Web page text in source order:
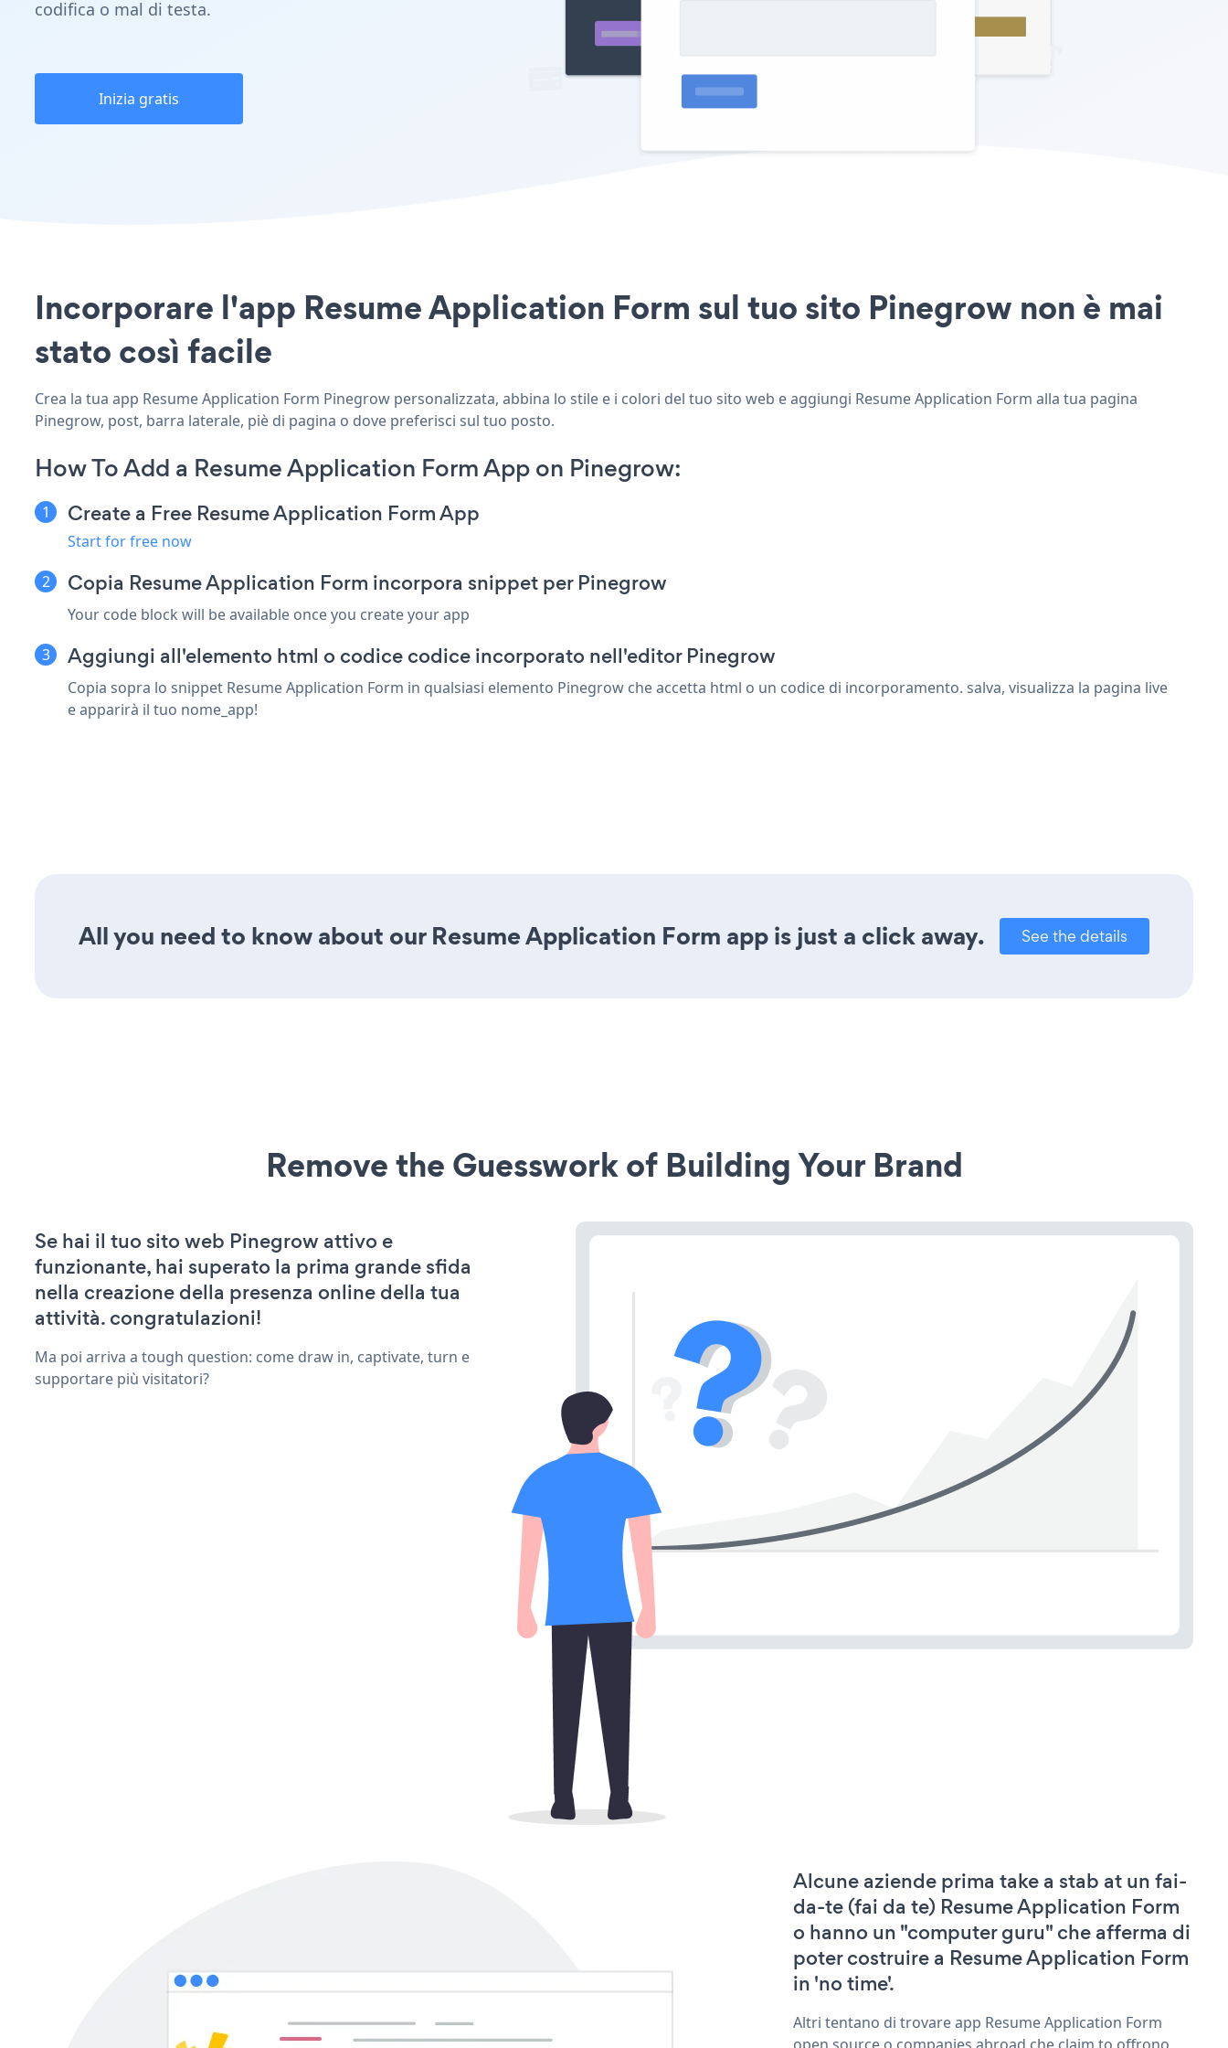
codifica o mal di testa.
Inizia gratis
Incorporare l'app Resume Application Form sul tuo sito Pinegrow non è mai
stato così facile
Crea la tua app Resume Application Form Pinegrow personalizzata, abbina lo stile e i colori del tuo sito web e aggiungi Resume Application Form alla tua pagina
Pinegrow, post, barra laterale, piè di pagina o dove preferisci sul tuo posto.
How To Add a Resume Application Form App on Pinegrow:
Create a Free Resume Application Form App
Start for free now
Copia Resume Application Form incorpora snippet per Pinegrow
Your code block will be available once you create your app
Aggiungi all'elemento html o codice codice incorporato nell'editor Pinegrow
Copia sopra lo snippet Resume Application Form in qualsiasi elemento Pinegrow che accetta html o un codice di incorporamento. salva, visualizza la pagina live
e apparirà il tuo nome_app!
All you need to know about our Resume Application Form app is just a click away. See the details
Remove the Guesswork of Building Your Brand
Se hai il tuo sito web Pinegrow attivo e
funzionante, hai superato la prima grande sfida
nella creazione della presenza online della tua
attività. congratulazioni!
Ma poi arriva a tough question: come draw in, captivate, turn e
supportare più visitatori?
Alcune aziende prima take a stab at un fai-
da-te (fai da te) Resume Application Form
o hanno un "computer guru" che afferma di
poter costruire a Resume Application Form
in 'no time'.
Altri tentano di trovare app Resume Application Form